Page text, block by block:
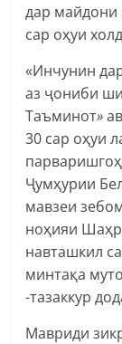
дар майдони
сар оҳуи
«Инчунин
аз ҷониби
Таъминот»
30 сар оҳуи
Ҷумҳурии
мавзеи
ноҳияи
навташкил
минтақа
-тазаккур
Мавриди